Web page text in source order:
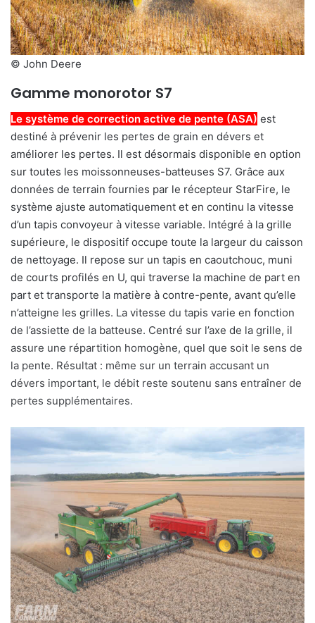
© John Deere
Gamme monorotor S7
Le système de correction active de pente (ASA) est
destiné à prévenir les pertes de grain en dévers et
améliorer les pertes. Il est désormais disponible en option
sur toutes les moissonneuses-batteuses S7. Grâce aux
données de terrain fournies par le récepteur StarFire, le
système ajuste automatiquement et en continu la vitesse
d’un tapis convoyeur à vitesse variable. Intégré à la grille
supérieure, le dispositif occupe toute la largeur du caisson
de nettoyage. Il repose sur un tapis en caoutchouc, muni
de courts profilés en U, qui traverse la machine de part en
part et transporte la matière à contre-pente, avant qu’elle
n’atteigne les grilles. La vitesse du tapis varie en fonction
de l’assiette de la batteuse. Centré sur l’axe de la grille, il
assure une répartition homogène, quel que soit le sens de
la pente. Résultat : même sur un terrain accusant un
dévers important, le débit reste soutenu sans entraîner de
pertes supplémentaires.